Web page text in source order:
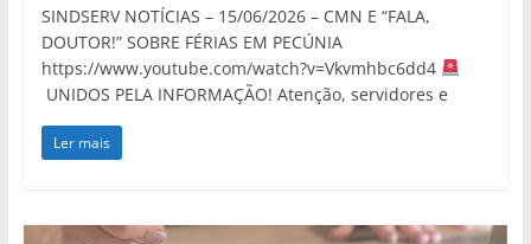
SINDSERV NOTÍCIAS – 15/06/2026 – CMN E “FALA,
DOUTOR!” SOBRE FÉRIAS EM PECÚNIA
https://www.youtube.com/watch?v=Vkvmhbc6dd4
UNIDOS PELA INFORMAÇÃO! Atenção, servidores e
Ler mais